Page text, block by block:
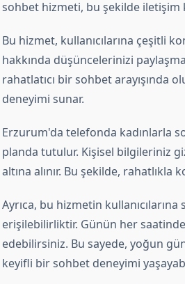
sohbet hizmeti, bu şekilde iletişim
Bu hizmet, kullanıcılarına çeşitli
hakkında düşüncelerinizi
rahatlatıcı bir sohbet arayışında
deneyimi sunar.
Erzurum'da telefonda kadınlarla
planda tutulur. Kişisel bilgileriniz
altına alınır. Bu şekilde,
Ayrıca, bu hizmetin
erişilebilirliktir. Günün her
edebilirsiniz. Bu sayede, yoğun
keyifli bir sohbet deneyimi